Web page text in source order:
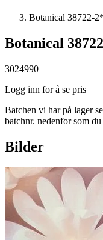
Botanical 38722-
Botanical
3024990
Logg inn for å se pris
Batchen vi har på lager
batchnr. nedenfor som
Bilder